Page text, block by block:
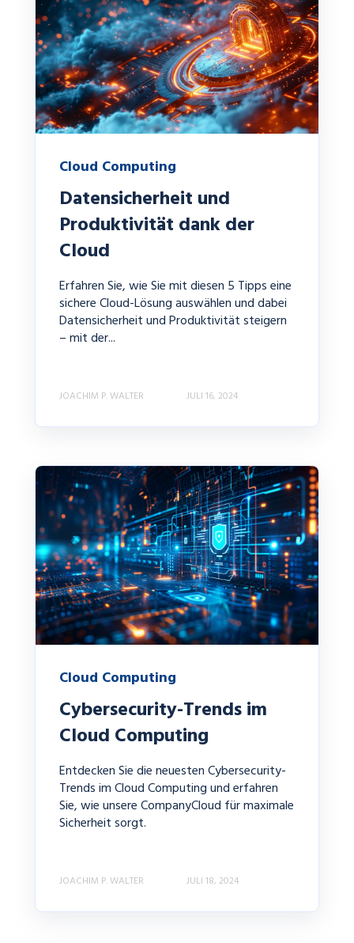
Cloud Computing
Datensicherheit und
Produktivität dank der
Cloud
Erfahren Sie, wie Sie mit diesen 5 Tipps eine
sichere Cloud-Lösung auswählen und dabei
Datensicherheit und Produktivität steigern
– mit der...
JOACHIM P. WALTER JULI 16, 2024
Cloud Computing
Cybersecurity-Trends im
Cloud Computing
Entdecken Sie die neuesten Cybersecurity-
Trends im Cloud Computing und erfahren
Sie, wie unsere CompanyCloud für maximale
Sicherheit sorgt.
JOACHIM P. WALTER JULI 18, 2024